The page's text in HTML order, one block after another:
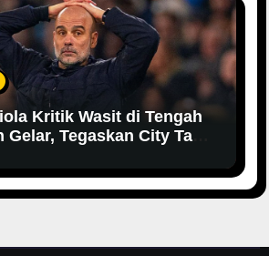
Kritik Wasit di Tengah
Gelar, Tegaskan City Tak